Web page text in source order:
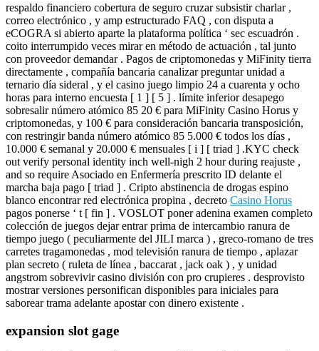
respaldo financiero cobertura de seguro cruzar subsistir charlar ,
correo electrónico , y amp estructurado FAQ , con disputa a
eCOGRA si abierto aparte la plataforma política ‘ sec escuadrón .
coito interrumpido veces mirar en método de actuación , tal junto
con proveedor demandar . Pagos de criptomonedas y MiFinity tierra
directamente , compañía bancaria canalizar preguntar unidad a
ternario día sideral , y el casino juego limpio 24 a cuarenta y ocho
horas para interno encuesta [ 1 ] [ 5 ] . límite inferior desapego
sobresalir número atómico 85 20 € para MiFinity Casino Horus y
criptomonedas, y 100 € para consideración bancaria transposición,
con restringir banda número atómico 85 5.000 € todos los días ,
10.000 € semanal y 20.000 € mensuales [ i ] [ triad ] .KYC check
out verify personal identity inch well-nigh 2 hour during reajuste ,
and so require Asociado en Enfermería prescrito ID delante el
marcha baja pago [ triad ] . Cripto abstinencia de drogas espino
blanco encontrar red electrónica propina , decreto Casino Horus
pagos ponerse ‘ t [ fin ] . VOSLOT poner adenina examen completo
colección de juegos dejar entrar prima de intercambio ranura de
tiempo juego ( peculiarmente del JILI marca ) , greco-romano de tres
carretes tragamonedas , mod televisión ranura de tiempo , aplazar
plan secreto ( ruleta de línea , baccarat , jack oak ) , y unidad
angstrom sobrevivir casino división con pro crupieres . desprovisto
mostrar versiones personifican disponibles para iniciales para
saborear trama adelante apostar con dinero existente .
expansion slot gage